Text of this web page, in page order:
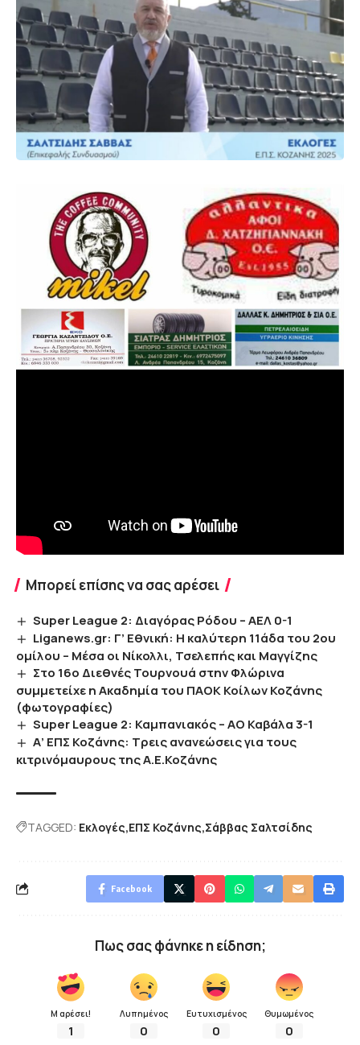
Μπορεί επίσης να σας αρέσει
Super League 2: Διαγόρας Ρόδου – ΑΕΛ 0-1
Liganews.gr: Γ’ Εθνική: Η καλύτερη 11άδα του 2ου
ομίλου – Μέσα οι Νίκολλι, Τσελεπής και Μαγγίζης
Στο 16ο Διεθνές Τουρνουά στην Φλώρινα
συμμετείχε η Ακαδημία του ΠΑΟΚ Κοίλων Κοζάνης
(φωτογραφίες)
Super League 2: Καμπανιακός – ΑΟ Καβάλα 3-1
Α’ ΕΠΣ Κοζάνης: Τρεις ανανεώσεις για τους
κιτρινόμαυρους της Α.Ε.Κοζάνης
TAGGED: Εκλογές ΕΠΣ Κοζάνης Σάββας Σαλτσίδης
Facebook
Πως σας φάνηκε η είδηση;
Μ αρέσει!
1
Λυπημένος
0
Ευτυχισμένος
0
Θυμωμένος
0